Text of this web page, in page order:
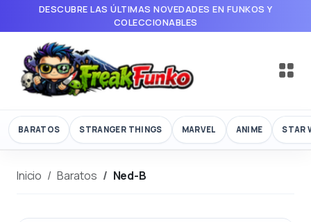
DESCUBRE LAS ÚLTIMAS NOVEDADES EN FUNKOS Y
COLECCIONABLES
BARATOS STRANGER THINGS MARVEL ANIME STAR
Inicio Baratos Ned-B